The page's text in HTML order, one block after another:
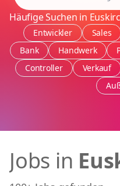
Häufige Suchen in
Entwickler Sales
Bank
Handwerk
Controller
Verkauf
Jobs in